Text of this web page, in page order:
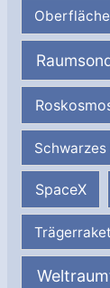
Oberfläche
Schwarzes
SpaceX